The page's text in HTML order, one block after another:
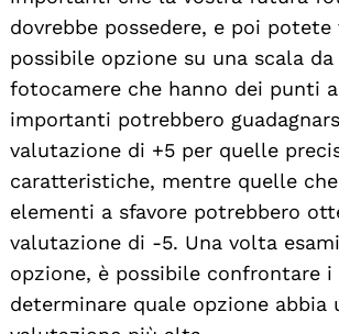
dovrebbe possedere, e poi
possibile opzione su una scala
fotocamere che hanno dei punti
importanti potrebbero
valutazione di +5 per quelle
caratteristiche, mentre quelle
elementi a sfavore potrebbero
valutazione di -5. Una volta
opzione, è possibile confrontare
determinare quale opzione abbia